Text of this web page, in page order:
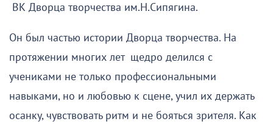
ВК Дворца творчества им.Н.Сипягина.
Он был частью истории Дворца творчества. На
протяжении многих лет щедро делился с
учениками не только профессиональными
навыками, но и любовью к сцене, учил их держать
осанку, чувствовать ритм и не бояться зрителя. Как